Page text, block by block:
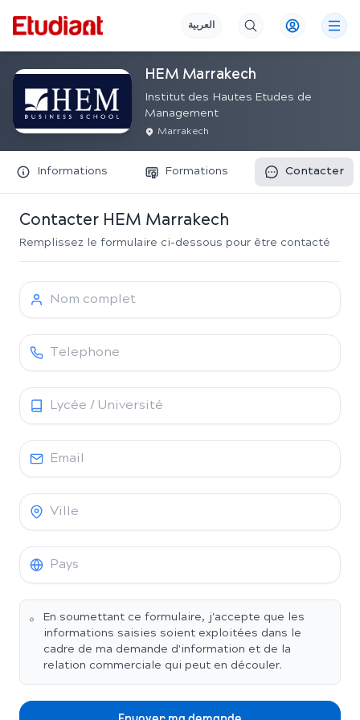
العربية
HEM Marrakech
Institut des Hautes Etudes de
Management
Marrakech
Informations Formations Contacter
Contacter HEM Marrakech
Remplissez le formulaire ci-dessous pour être contacté
En soumettant ce formulaire, j'accepte que les
informations saisies soient exploitées dans le
cadre de ma demande d'information et de la
relation commerciale qui peut en découler.